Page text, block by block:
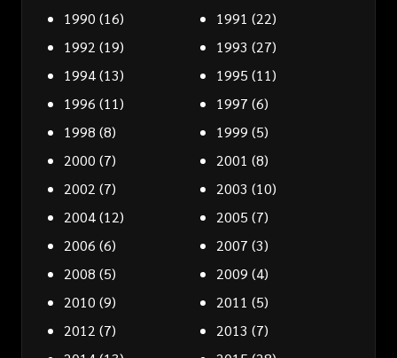
1990 (16) 1991 (22)
1992 (19) 1993 (27)
1994(13) 1995 (11)
1996 (11) 1997 (6)
1998 (8) 1999 (5)
2000 (7) 2001 (8)
2002 (7) 2003 (10)
2004(12) 2005 (7)
2006 (6) 2007 (3)
2008 (5) 2009 (4)
2010 (9) 2011 (5)
2012 (7) 2013 (7)